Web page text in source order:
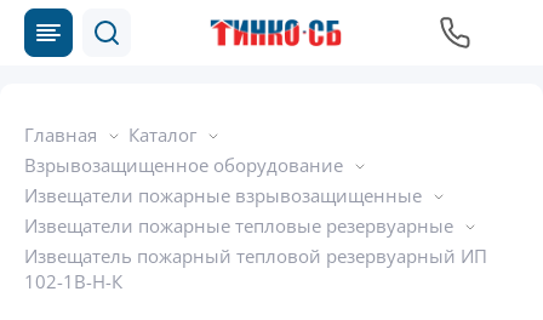
Главная
Каталог
Взрывозащищенное оборудование
Извещатели пожарные взрывозащищенные
Извещатели пожарные тепловые резервуарные
Извещатель пожарный тепловой резервуарный ИП
102-1В-Н-К